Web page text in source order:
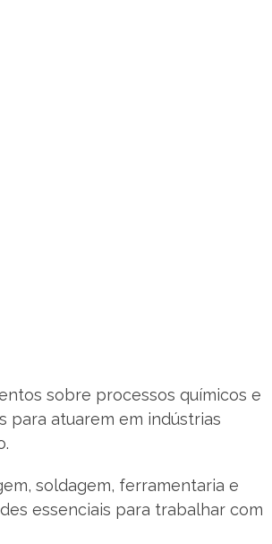
sobre processos químicos e
para atuarem em indústrias
soldagem, ferramentaria e
essenciais para trabalhar com